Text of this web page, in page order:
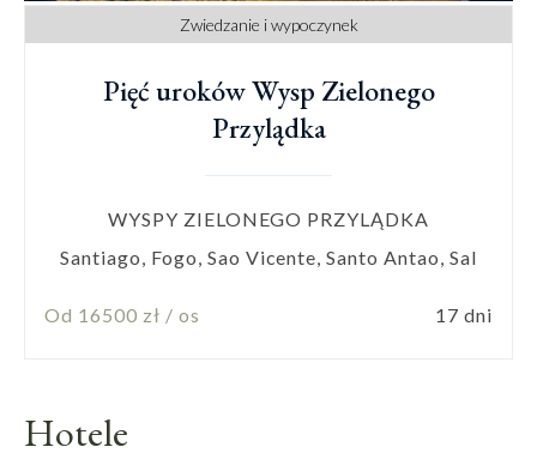
Zwiedzanie i wypoczynek
Pięć uroków Wysp Zielonego
Przylądka
WYSPY ZIELONEGO PRZYLĄDKA
Santiago, Fogo, Sao Vicente, Santo Antao, Sal
Od 16500 zł / os 17 dni
Hotele